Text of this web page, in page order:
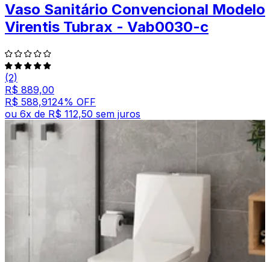
Vaso Sanitário Convencional Modelo
Virentis Tubrax - Vab0030-c
(2)
R$ 889,00
R$ 588,9124% OFF
ou 6x de R$ 112,50 sem juros